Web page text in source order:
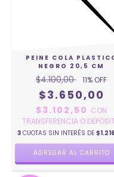
PEINE COLA
NEGRO 20,5 CM
$4.100,00 11% OFF
$3.650,00
$3.102,50 CON
TRANSFERENCIA O
3 CUOTAS SIN INTERÉS DE